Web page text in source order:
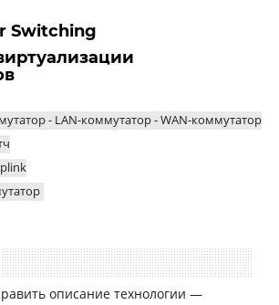
Switching
- LAN-коммутатор - WAN-коммутатор
описание технологии —